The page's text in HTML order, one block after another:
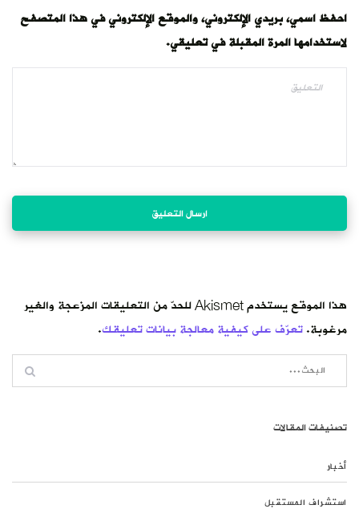
احفظ اسمي، بريدي الإلكتروني، والموقع الإلكتروني في هذا المتصفح
لاستخدامها المرة المقبلة في تعليقي.
هذا الموقع يستخدم Akismet للحدّ من التعليقات المزعجة والغير
مرغوبة.تعرّف على كيفية معالجة بيانات تعليقك.
تصنيفات المقالات
أخبار
استشراف المستقبل